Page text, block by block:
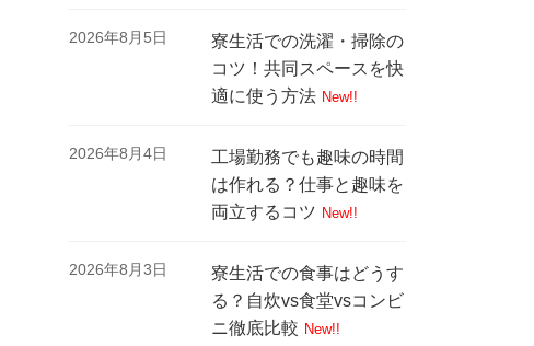
2026年8月5日
寮生活での洗濯・掃除の
コツ！共同スペースを快
適に使う方法 New!!
2026年8月4日
工場勤務でも趣味の時間
は作れる？仕事と趣味を
両立するコツ New!!
2026年8月3日
寮生活での食事はどうす
る？自炊vs食堂vsコンビ
ニ徹底比較 New!!